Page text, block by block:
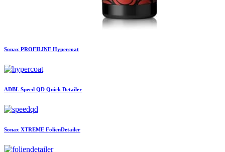
Sonax PROFILINE Hypercoat
ADBL Speed QD Quick Detailer
Sonax XTREME FolienDetailer